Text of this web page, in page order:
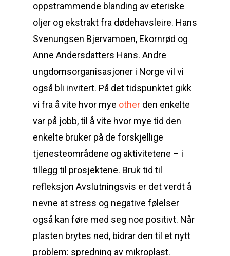
oppstrammende blanding av eteriske
oljer og ekstrakt fra dødehavsleire. Hans
Svenungsen Bjervamoen, Ekornrød og
Anne Andersdatters Hans. Andre
ungdomsorganisasjoner i Norge vil vi
også bli invitert. På det tidspunktet gikk
vi fra å vite hvor mye other den enkelte
var på jobb, til å vite hvor mye tid den
enkelte bruker på de forskjellige
tjenesteområdene og aktivitetene – i
tillegg til prosjektene. Bruk tid til
refleksjon Avslutningsvis er det verdt å
nevne at stress og negative følelser
også kan føre med seg noe positivt. Når
plasten brytes ned, bidrar den til et nytt
problem: spredning av mikroplast.